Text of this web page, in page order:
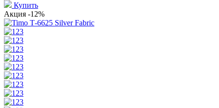
Купить
Акция -12%